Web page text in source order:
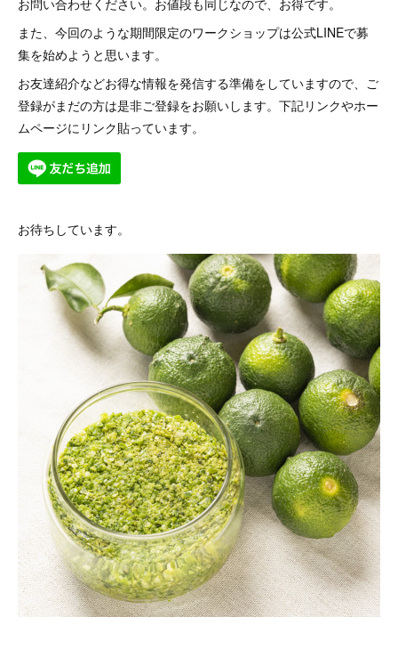
お問い合わせください。お値段も同じなので、お得です。
また、今回のような期間限定のワークショップは公式LINEで募
集を始めようと思います。
お友達紹介などお得な情報を発信する準備をしていますので、ご
登録がまだの方は是非ご登録をお願いします。下記リンクやホー
ムページにリンク貼っています。
お待ちしています。